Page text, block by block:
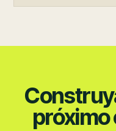
próximo